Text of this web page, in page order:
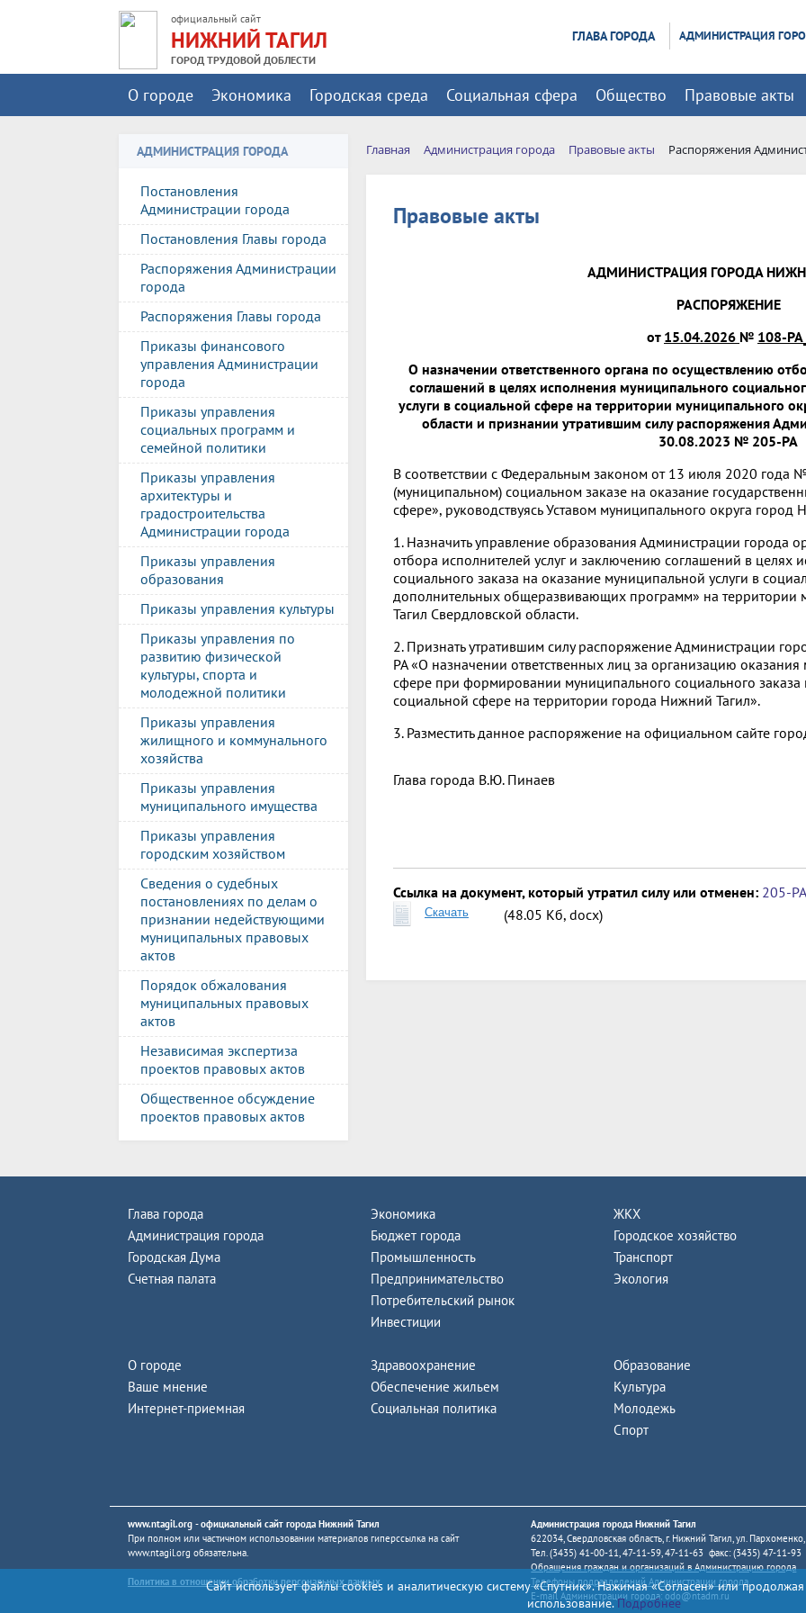
официальный сайт
НИЖНИЙ ТАГИЛ
ГОРОД ТРУДОВОЙ ДОБЛЕСТИ
ГЛАВА ГОРОДА АДМИНИСТРАЦИЯ
О городе Экономика Городская среда Социальная сфера Общество Правовые акты
АДМИНИСТРАЦИЯ ГОРОДА
Постановления
Администрации города
Постановления Главы города
Распоряжения Администрации
города
Распоряжения Главы города
Приказы финансового
управления Администрации
города
Приказы управления
социальных программ и
семейной политики
Приказы управления
архитектуры и
градостроительства
Администрации города
Приказы управления
образования
Приказы управления культуры
Приказы управления по
развитию физической
культуры, спорта и
молодежной политики
Приказы управления
жилищного и коммунального
хозяйства
Приказы управления
муниципального имущества
Приказы управления
городским хозяйством
Сведения о судебных
постановлениях по делам о
признании недействующими
муниципальных правовых
актов
Порядок обжалования
муниципальных правовых
актов
Независимая экспертиза
проектов правовых актов
Общественное обсуждение
проектов правовых актов
Главная Администрация города Правовые акты Распоряжения
Правовые акты
АДМИНИСТРАЦИЯ ГОРОДА
РАСПОРЯЖЕНИЕ
от 15.04.2026 № 108-
О назначении ответственного органа по осуществлению
соглашений в целях исполнения муниципального
услуги в социальной сфере на территории муниципального
области и признании утратившим силу распоряжения
30.08.2023 № 205-РА
В соответствии с Федеральным законом от 13 июля 2020 года
(муниципальном) социальном заказе на оказание
сфере», руководствуясь Уставом муниципального округа
1. Назначить управление образования Администрации города
отбора исполнителей услуг и заключению соглашений в целях
социального заказа на оказание муниципальной услуги в
дополнительных общеразвивающих программ» на территории
Тагил Свердловской области.
2. Признать утратившим силу распоряжение Администрации
РА «О назначении ответственных лиц за организацию
сфере при формировании муниципального социального заказа
социальной сфере на территории города Нижний Тагил».
3. Разместить данное распоряжение на официальном сайте
Глава города В.Ю. Пинаев
Ссылка на документ, который утратил силу или отменен: 205-РА
Скачать (48.05 Кб, docx)
Глава города
Администрация города
Городская Дума
Счетная палата
Экономика
Бюджет города
Промышленность
Предпринимательство
Потребительский рынок
Инвестиции
ЖКХ
Городское хозяйство
Транспорт
Экология
О городе
Ваше мнение
Интернет-приемная
Здравоохранение
Обеспечение жильем
Социальная политика
Образование
Культура
Молодежь
Спорт
www.ntagil.org - официальный сайт города Нижний Тагил
При полном или частичном использовании материалов гиперссылка на сайт
www.ntagil.org обязательна.
Политика в отношении обработки персональных данных
Администрация города Нижний Тагил
622034, Свердловская область, г. Нижний Тагил, ул.
Тел. (3435) 41-00-11, 47-11-59, 47-11-63 факс: (3435) 47-11-93
Обращения граждан и организаций в Администрацию города
Телефоны подразделений Администрации города
E-mail Администрации города:odo@ntadm.ru
Сайт использует файлы cookies и аналитическую систему «Спутник». Нажимая «Согласен» или
использование.Подробнее